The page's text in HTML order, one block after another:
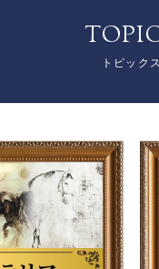
トピックス